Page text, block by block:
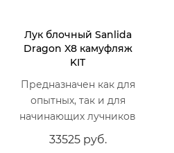
Лук блочный Sanlida
Dragon X8 камуфляж
KIT
Предназначен как для
опытных, так и для
начинающих лучников
33525 руб.